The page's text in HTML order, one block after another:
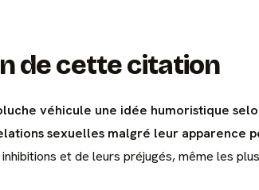
de cette citation
véhicule une idée humoristique
sexuelles malgré leur apparence
et de leurs préjugés, même les